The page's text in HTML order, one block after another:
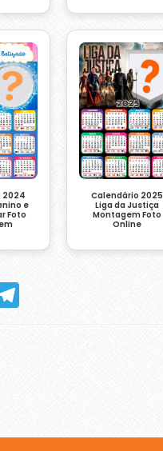
2024
e
Foto
Calendário 2025
Liga da Justiça
Montagem Foto
Online
Telegram